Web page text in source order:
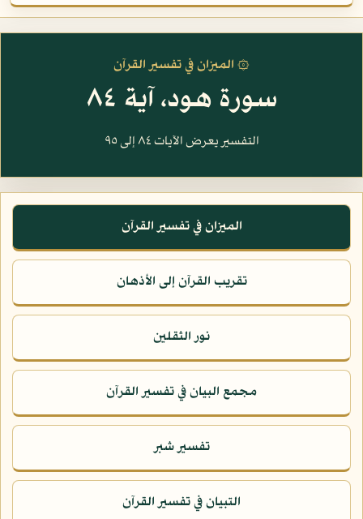
۞ الميزان في تفسير القرآن
سورة هود، آية ٨٤
التفسير يعرض الآيات ٨٤ إلى ٩٥
الميزان في تفسير القرآن
تقريب القرآن إلى الأذهان
نور الثقلين
مجمع البيان في تفسير القرآن
تفسير شبر
التبيان في تفسير القرآن